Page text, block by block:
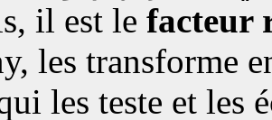
il est le facteur
les transforme
les teste et les